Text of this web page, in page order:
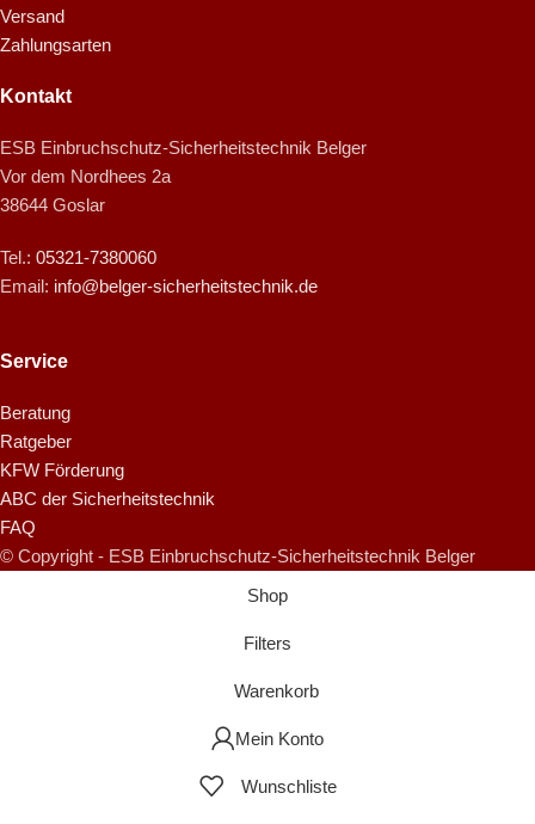
Versand
Zahlungsarten
Kontakt
ESB Einbruchschutz-Sicherheitstechnik Belger
Vor dem Nordhees 2a
38644 Goslar
Tel.: 05321-7380060
Email: info@belger-sicherheitstechnik.de
Service
Beratung
Ratgeber
KFW Förderung
ABC der Sicherheitstechnik
FAQ
© Copyright - ESB Einbruchschutz-Sicherheitstechnik Belger
Shop
Filters
Warenkorb
Mein Konto
Wunschliste